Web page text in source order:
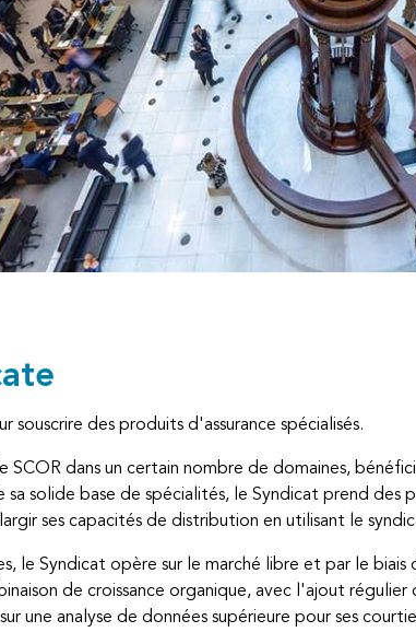
des produits d'assurance spécialisés.
dans un certain nombre de domaines,
solide base de spécialités, le Syndicat prend
ses capacités de distribution en utilisant le
le Syndicat opère sur le marché libre et par le
de croissance organique, avec l'ajout
une analyse de données supérieure pour ses